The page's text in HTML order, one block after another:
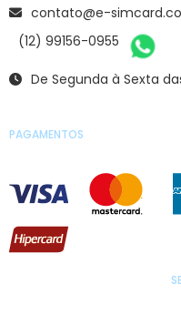
contato@e-
(12) 99156-0955
De Segunda à Sexta
PAGAMENTOS